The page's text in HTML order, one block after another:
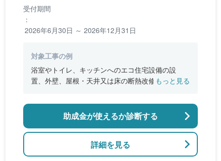
受付期間
：
2026年6月30日 ～ 2026年12月31日
対象工事の例
浴室やトイレ、キッチンへのエコ住宅設備の設
置、外壁、屋根・天井又は床の断熱改修、窓やド
のバリアフリー改修
もっと見る
詳細を見る
助成金が使えるか診断する